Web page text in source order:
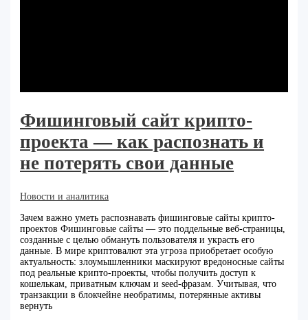
Фишинговый сайт крипто-
проекта — как распознать и
не потерять свои данные
Новости и аналитика
Зачем важно уметь распознавать фишинговые сайты крипто-
проектов Фишинговые сайты — это поддельные веб-страницы,
созданные с целью обмануть пользователя и украсть его
данные. В мире криптовалют эта угроза приобретает особую
актуальность: злоумышленники маскируют вредоносные сайты
под реальные крипто-проекты, чтобы получить доступ к
кошелькам, приватным ключам и seed-фразам. Учитывая, что
транзакции в блокчейне необратимы, потерянные активы
вернуть